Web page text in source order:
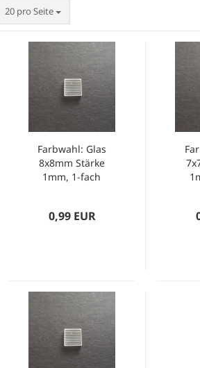
20 pro Seite
pro Seite
Farbwahl: Glas
8x8mm Stärke
1mm, 1-fach
0,99 EUR